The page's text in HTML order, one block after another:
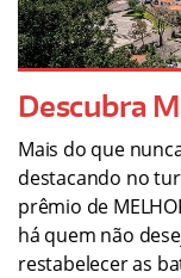
Descubra
Mais do que
destacando no
prêmio de
há quem não
restabelecer as